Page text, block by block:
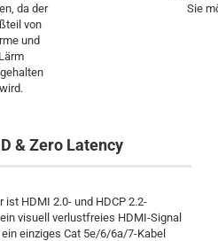
da der
von
und
Lärm
wird.
Sie
& Zero Latency
ist HDMI 2.0- und HDCP 2.2-
visuell verlustfreies HDMI-Signal
einziges Cat 5e/6/6a/7-Kabel